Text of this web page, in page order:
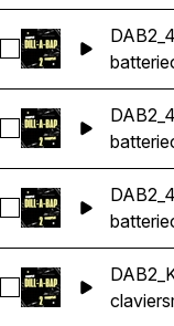
Sélectionnez
batterie
Sélectionnez
batterie
Sélectionnez
batterie
Sélectionnez
claviers